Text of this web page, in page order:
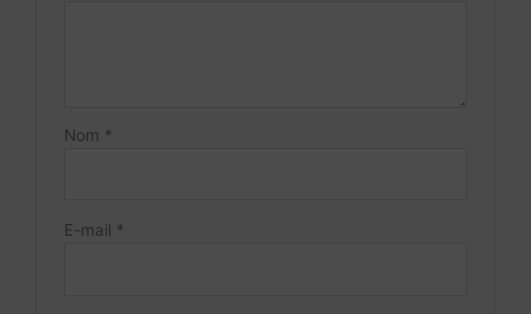
Nom *
E-mail *